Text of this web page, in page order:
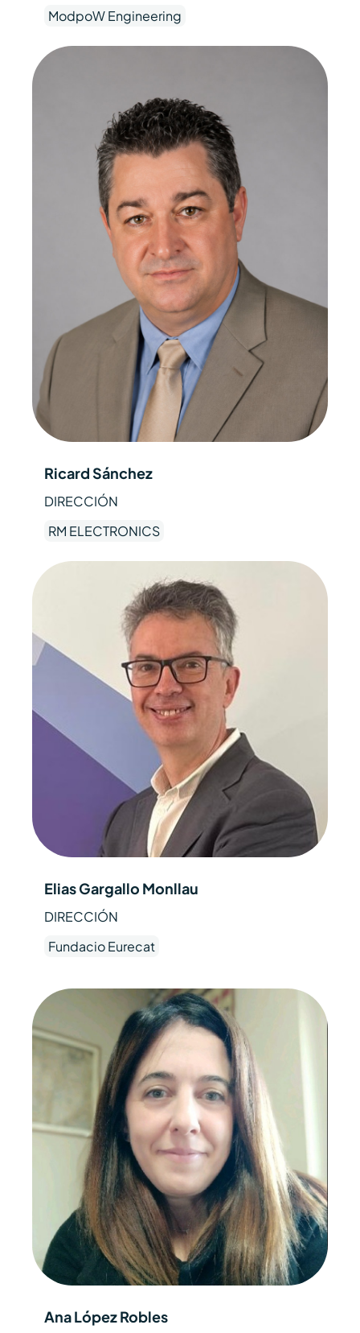
ModpoW Engineering
Ricard Sánchez
DIRECCIÓN
RM ELECTRONICS
Elias Gargallo Monllau
DIRECCIÓN
Fundacio Eurecat
Ana López Robles